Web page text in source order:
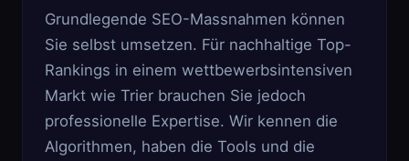
Grundlegende SEO-Massnahmen können
Sie selbst umsetzen. Für nachhaltige Top-
Rankings in einem wettbewerbsintensiven
Markt wie Trier brauchen Sie jedoch
professionelle Expertise. Wir kennen die
Algorithmen, haben die Tools und die